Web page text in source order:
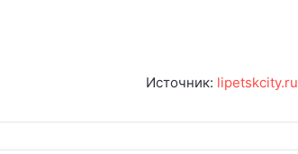
Источник: lipetskcity.ru